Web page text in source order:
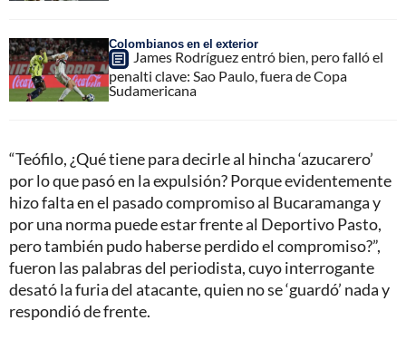
Colombianos en el exterior
James Rodríguez entró bien, pero falló el
penalti clave: Sao Paulo, fuera de Copa
Sudamericana
“Teófilo, ¿Qué tiene para decirle al hincha ‘azucarero’
por lo que pasó en la expulsión? Porque evidentemente
hizo falta en el pasado compromiso al Bucaramanga y
por una norma puede estar frente al Deportivo Pasto,
pero también pudo haberse perdido el compromiso?”,
fueron las palabras del periodista, cuyo interrogante
desató la furia del atacante, quien no se ‘guardó’ nada y
respondió de frente.